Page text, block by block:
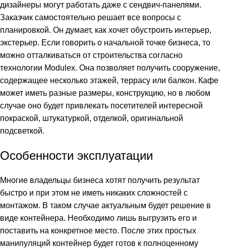
дизайнеры могут работать даже с сендвич-панелями.
Заказчик самостоятельно решает все вопросы с
планировкой. Он думает, как хочет обустроить интерьер,
экстерьер. Если говорить о начальной точке бизнеса, то
можно отталкиваться от строительства согласно
технологии Modulex. Она позволяет получить сооружение,
содержащее несколько этажей, террасу или балкон. Кафе
может иметь разные размеры, конструкцию, но в любом
случае оно будет привлекать посетителей интересной
покраской, штукатуркой, отделкой, оригинальной
подсветкой.
Особенности эксплуатации
Многие владельцы бизнеса хотят получить результат
быстро и при этом не иметь никаких сложностей с
монтажом. В таком случае актуальным будет решение в
виде контейнера. Необходимо лишь выгрузить его и
поставить на конкретное место. После этих простых
манипуляций контейнер будет готов к полноценному